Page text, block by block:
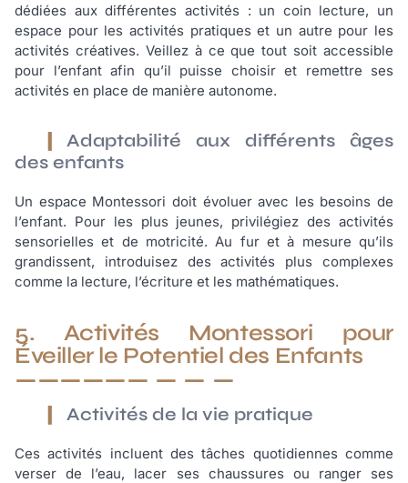
dédiées aux différentes activités : un coin lecture, un
espace pour les activités pratiques et un autre pour les
activités créatives. Veillez à ce que tout soit accessible
pour l’enfant afin qu’il puisse choisir et remettre ses
activités en place de manière autonome.
Adaptabilité aux différents âges
des enfants
Un espace Montessori doit évoluer avec les besoins de
l’enfant. Pour les plus jeunes, privilégiez des activités
sensorielles et de motricité. Au fur et à mesure qu’ils
grandissent, introduisez des activités plus complexes
comme la lecture, l’écriture et les mathématiques.
5. Activités Montessori pour
Éveiller le Potentiel des Enfants
Activités de la vie pratique
Ces activités incluent des tâches quotidiennes comme
verser de l’eau, lacer ses chaussures ou ranger ses